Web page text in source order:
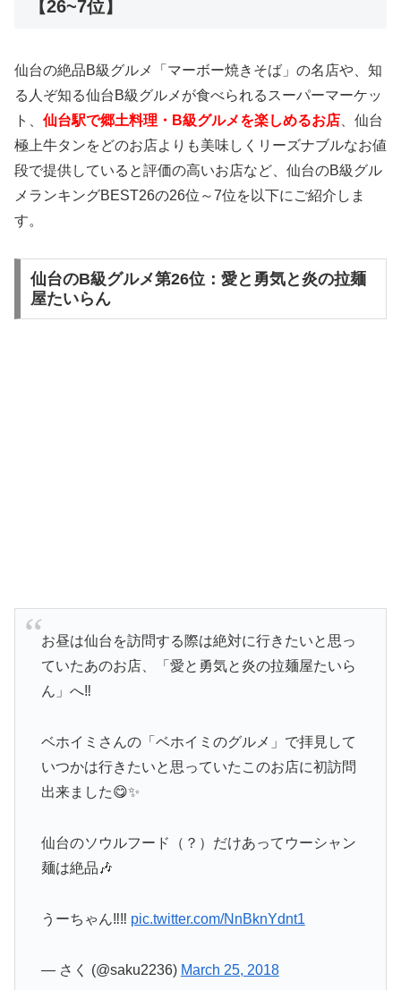
【26~7位】
仙台の絶品B級グルメ「マーボー焼きそば」の名店や、知
る人ぞ知る仙台B級グルメが食べられるスーパーマーケッ
ト、 仙台駅で郷土料理・B級グルメを楽しめるお店 、仙台
極上牛タンをどのお店よりも美味しくリーズナブルなお値
段で提供していると評価の高いお店など、仙台のB級グル
メランキングBEST26の26位～7位を以下にご紹介しま
す。
仙台のB級グルメ第26位：愛と勇気と炎の拉麺
屋たいらん
お昼は仙台を訪問する際は絶対に行きたいと思っ
ていたあのお店、「愛と勇気と炎の拉麺屋たいら
ん」へ‼️
ベホイミさんの「ベホイミのグルメ」で拝見して
いつかは行きたいと思っていたこのお店に初訪問
出来ました😋✨
仙台のソウルフード（？）だけあってウーシャン
麺は絶品🎶
うーちゃん‼️‼️ pic.twitter.com/NnBknYdnt1
— さく (@saku2236) March 25, 2018